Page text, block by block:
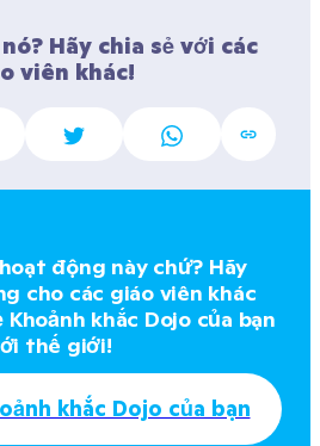
Hãy chia sẻ với các
viên khác!
động này chứ? Hãy
cho các giáo viên khác
Khoảnh khắc Dojo của bạn
thế giới!
khắc Dojo của bạn